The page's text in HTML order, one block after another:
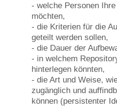
- welche Personen
möchten,
- die Kriterien für die
geteilt werden sollen,
- die Dauer der
- in welchem
hinterlegen könnten,
- die Art und Weise,
zugänglich und
können (persistenter